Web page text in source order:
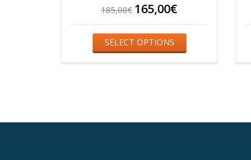
185,00€ 165,00€
SELECT OPTIONS